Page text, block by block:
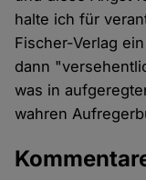
halte ich für
Fischer-Verlag
dann
was in
wahren